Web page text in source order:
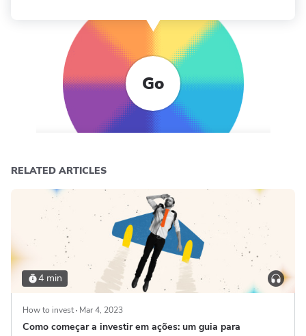
Go
RELATED ARTICLES
4 min
How to invest Mar 4, 2023
Como começar a investir em ações: um guia para